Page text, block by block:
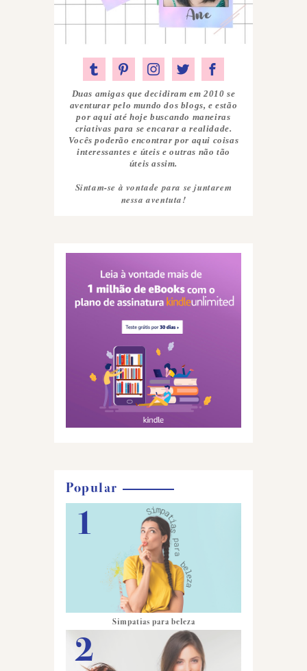
Duas amigas que decidiram em 2010 se
aventurar pelo mundo dos blogs, e estão
por aqui até hoje buscando maneiras
criativas para se encarar a realidade.
Vocês poderão encontrar por aqui coisas
interessantes e úteis e outras não tão
úteis assim.
Sintam-se à vontade para se juntarem
nessa aventuta!
Popular
Simpatias para beleza